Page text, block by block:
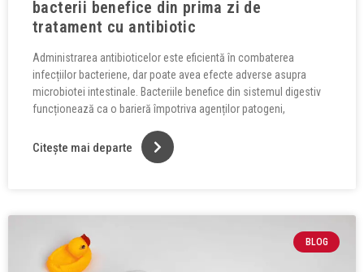
bacterii benefice din prima zi de
tratament cu antibiotic
Administrarea antibioticelor este eficientă în combaterea
infecțiilor bacteriene, dar poate avea efecte adverse asupra
microbiotei intestinale. Bacteriile benefice din sistemul digestiv
funcționează ca o barieră împotriva agenților patogeni,
Citește mai departe
BLOG